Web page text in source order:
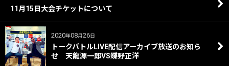
11月15日大会チケットについて
2020年08月26日
トークバトルLIVE配信アーカイブ放送のお知ら
せ 天龍源一郎VS蝶野正洋